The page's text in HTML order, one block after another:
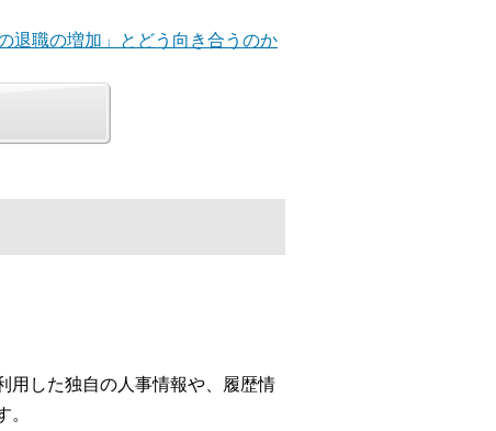
退職の増加」とどう向き合うのか
用した独自の人事情報や、履歴情